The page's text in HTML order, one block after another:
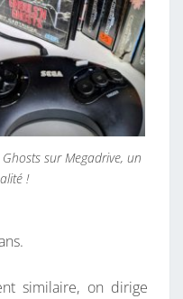
Ghosts sur Megadrive, un
!
similaire, on dirige